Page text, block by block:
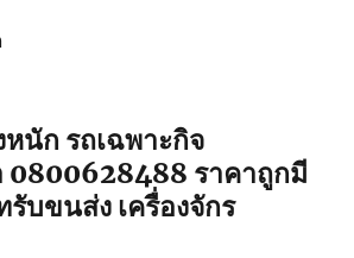
082-
5566214
นัก รถเฉพาะกิจ
0800628488 ราคาถูกมี
บขนส่ง เครื่องจักร